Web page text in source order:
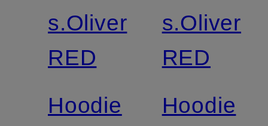
s.Oliver
RED
Hoodie
s.Oliver
RED
Hoodie